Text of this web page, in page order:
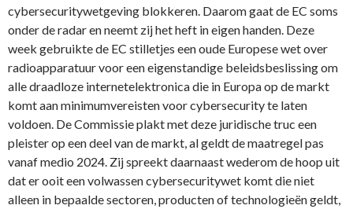
cybersecuritywetgeving blokkeren. Daarom gaat de EC soms
onder de radar en neemt zij het heft in eigen handen. Deze
week gebruikte de EC stilletjes een oude Europese wet over
radioapparatuur voor een eigenstandige beleidsbeslissing om
alle draadloze internetelektronica die in Europa op de markt
komt aan minimumvereisten voor cybersecurity te laten
voldoen. De Commissie plakt met deze juridische truc een
pleister op een deel van de markt, al geldt de maatregel pas
vanaf medio 2024. Zij spreekt daarnaast wederom de hoop uit
dat er ooit een volwassen cybersecuritywet komt die niet
alleen in bepaalde sectoren, producten of technologieën geldt,